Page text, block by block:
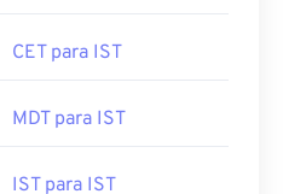
CET para IST
MDT para IST
IST para IST